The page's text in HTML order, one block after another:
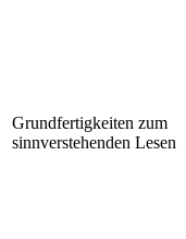
Grundfertigkeiten zum
sinnverstehenden Lesen